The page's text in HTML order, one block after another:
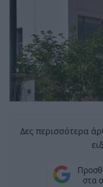
Δες περισσότερα
στα